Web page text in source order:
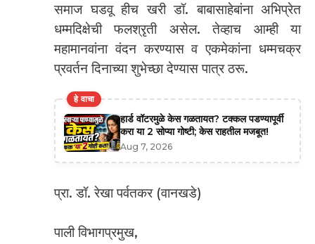
समाज घडवू हीच खरी डॉ. बाबासाहेबांना अभिप्रेत
धम्मदिक्षेची फलश्रृती असेल. तेव्हाच आम्ही या
महामानवांना वंदन करण्यास व एकमेकांना धम्मचक्र
प्रवर्तन दिनाच्या शुभेच्छा देण्यास पात्र ठरू.
हे वाचा
हार्ड वॉटरमुळे केस गळतायत? टक्कल पडण्यापूर्वी
करा या 2 सोप्या गोष्टी; केस राहतील मजबूत!
Aug 7, 2026
प्रा. डॉ. रेखा पर्वतकर (वानखडे)
पाली विभागप्रमुख,